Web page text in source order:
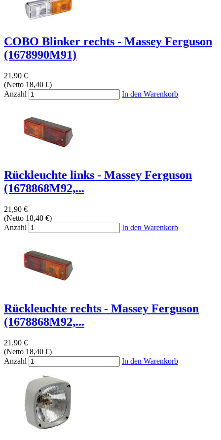
COBO Blinker rechts - Massey Ferguson
(1678990M91)
21,90 €
(Netto 18,40 €)
Anzahl
In den Warenkorb
Rückleuchte links - Massey Ferguson
(1678868M92,...
21,90 €
(Netto 18,40 €)
Anzahl
In den Warenkorb
Rückleuchte rechts - Massey Ferguson
(1678868M92,...
21,90 €
(Netto 18,40 €)
Anzahl
In den Warenkorb